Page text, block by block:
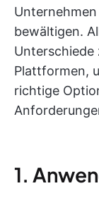
bewältigen.
Unterschiede
Plattformen,
richtige
1.